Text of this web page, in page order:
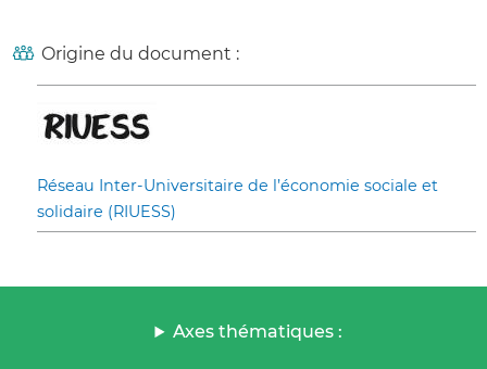
Origine du document :
Réseau Inter-Universitaire de l’économie sociale et
solidaire (RIUESS)
Axes thématiques :